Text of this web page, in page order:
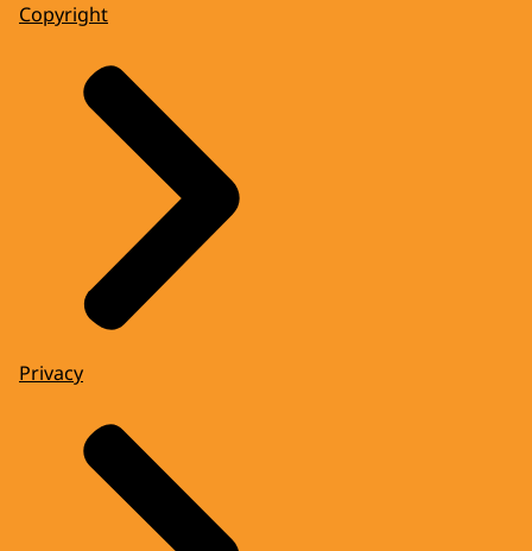
Copyright
Privacy